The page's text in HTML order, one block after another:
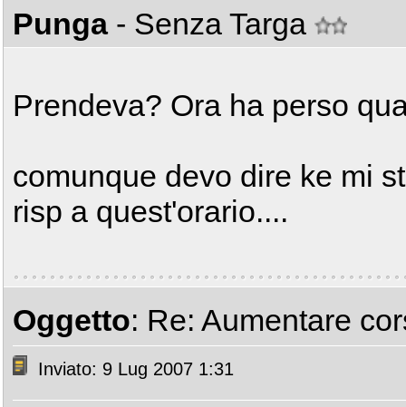
Punga - Senza Targa
Prendeva? Ora ha perso
comunque devo dire ke mi
risp a quest'orario....
Oggetto: Re: Aumentare
Inviato: 9 Lug 2007 1:31